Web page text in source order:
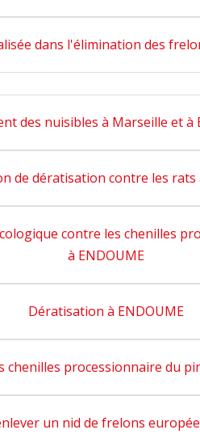
dans l'élimination des
des nuisibles à Marseille et à
de dératisation contre les rats
contre les chenilles
à ENDOUME
Dératisation à ENDOUME
chenilles processionnaire du
un nid de frelons